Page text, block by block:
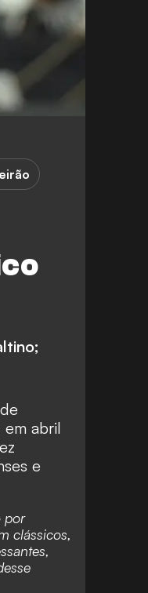
abril
e
por
clássicos,